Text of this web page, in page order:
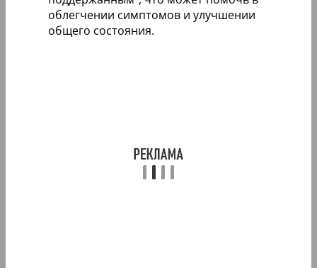
облегчении симптомов и улучшении
общего состояния.